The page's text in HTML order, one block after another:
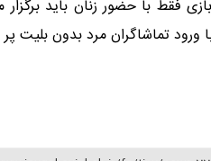
فقط با حضور زنان باید
ورود تماشاگران مرد بدون بلیت